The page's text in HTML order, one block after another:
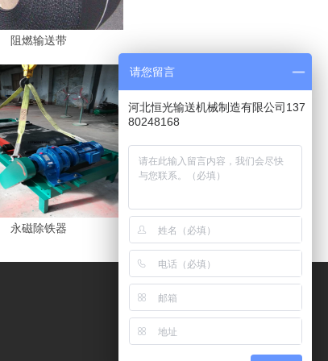
阻燃输送带
永磁除铁器
请您留言
河北恒光输送机械制造有限公司137
80248168